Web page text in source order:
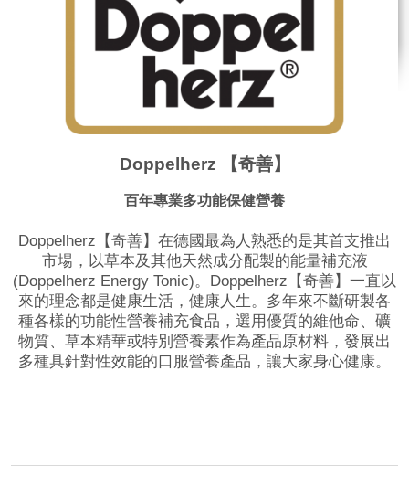
Doppelherz 【奇善】
百年專業多功能保健營養
Doppelherz【奇善】在德國最為人熟悉的是其首支推出
市場，以草本及其他天然成分配製的能量補充液
(Doppelherz Energy Tonic)。Doppelherz【奇善】一直以
來的理念都是健康生活，健康人生。多年來不斷研製各
種各樣的功能性營養補充食品，選用優質的維他命、礦
物質、草本精華或特別營養素作為產品原材料，發展出
多種具針對性效能的口服營養產品，讓大家身心健康。